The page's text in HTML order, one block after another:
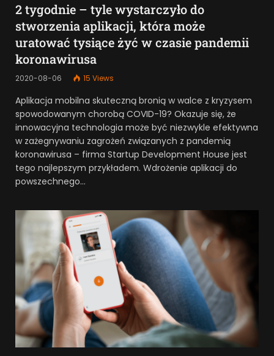
2 tygodnie – tyle wystarczyło do
stworzenia aplikacji, która może
uratować tysiące żyć w czasie pandemii
koronawirusa
2020-08-06 15 Views
Aplikacja mobilna skuteczną bronią w walce z kryzysem
spowodowanym chorobą COVID-19? Okazuje się, że
innowacyjna technologia może być niezwykle efektywna
w zażegnywaniu zagrożeń związanych z pandemią
koronawirusa – firma Startup Development House jest
tego najlepszym przykładem. Wdrożenie aplikacji do
powszechnego…